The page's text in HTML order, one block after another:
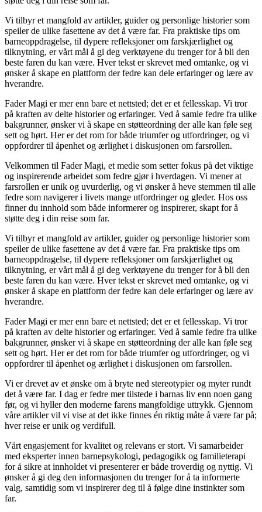
Vi tilbyr et mangfold av artikler, guider og personlige historier som
speiler de ulike fasettene av det å være far. Fra praktiske tips om
barneoppdragelse, til dypere refleksjoner om farskjærlighet og
tilknytning, er vårt mål å gi deg verktøyene du trenger for å bli den
beste faren du kan være. Hver tekst er skrevet med omtanke, og vi
ønsker å skape en plattform der fedre kan dele erfaringer og lære av
hverandre.
Fader Magi er mer enn bare et nettsted; det er et fellesskap. Vi tror
på kraften av delte historier og erfaringer. Ved å samle fedre fra ulike
bakgrunner, ønsker vi å skape en støtteordning der alle kan føle seg
sett og hørt. Her er det rom for både triumfer og utfordringer, og vi
oppfordrer til åpenhet og ærlighet i diskusjonen om farsrollen.
Velkommen til Fader Magi, et medie som setter fokus på det viktige
og inspirerende arbeidet som fedre gjør i hverdagen. Vi mener at
farsrollen er unik og uvurderlig, og vi ønsker å heve stemmen til alle
fedre som navigerer i livets mange utfordringer og gleder. Hos oss
finner du innhold som både informerer og inspirerer, skapt for å
støtte deg i din reise som far.
Vi tilbyr et mangfold av artikler, guider og personlige historier som
speiler de ulike fasettene av det å være far. Fra praktiske tips om
barneoppdragelse, til dypere refleksjoner om farskjærlighet og
tilknytning, er vårt mål å gi deg verktøyene du trenger for å bli den
beste faren du kan være. Hver tekst er skrevet med omtanke, og vi
ønsker å skape en plattform der fedre kan dele erfaringer og lære av
hverandre.
Fader Magi er mer enn bare et nettsted; det er et fellesskap. Vi tror
på kraften av delte historier og erfaringer. Ved å samle fedre fra ulike
bakgrunner, ønsker vi å skape en støtteordning der alle kan føle seg
sett og hørt. Her er det rom for både triumfer og utfordringer, og vi
oppfordrer til åpenhet og ærlighet i diskusjonen om farsrollen.
Vi er drevet av et ønske om å bryte ned stereotypier og myter rundt
det å være far. I dag er fedre mer tilstede i barnas liv enn noen gang
før, og vi hyller den moderne farens mangfoldige uttrykk. Gjennom
våre artikler vil vi vise at det ikke finnes én riktig måte å være far på;
hver reise er unik og verdifull.
Vårt engasjement for kvalitet og relevans er stort. Vi samarbeider
med eksperter innen barnepsykologi, pedagogikk og familieterapi
for å sikre at innholdet vi presenterer er både troverdig og nyttig. Vi
ønsker å gi deg den informasjonen du trenger for å ta informerte
valg, samtidig som vi inspirerer deg til å følge dine instinkter som
far.